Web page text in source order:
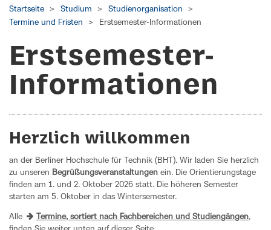
Startseite Studium
Studienorganisation
Termine und Fristen
Erstsemester-Informationen
Erstsemester-
Informationen
Herzlich willkommen
an der Berliner Hochschule für Technik (BHT). Wir laden Sie herzlich
zu unseren Begrüßungsveranstaltungen ein. Die Orientierungstage
finden am 1. und 2. Oktober 2026 statt. Die höheren Semester
starten am 5. Oktober in das Wintersemester.
Alle Termine, sortiert nach Fachbereichen und Studiengängen,